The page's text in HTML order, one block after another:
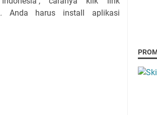
Anda harus install aplikasi